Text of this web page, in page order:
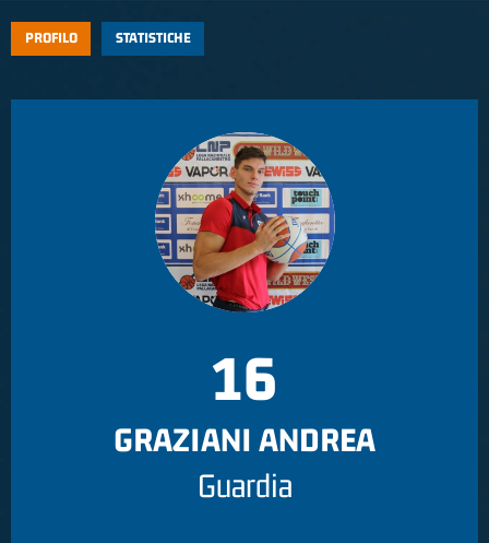
PROFILO STATISTICHE
16
GRAZIANI ANDREA
Guardia